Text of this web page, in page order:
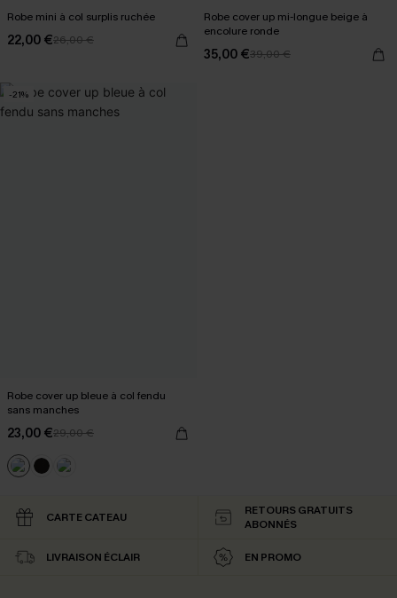
Robe mini à col surplis ruchée
22,00 €26,00 €
Robe cover up mi-longue beige à
encolure ronde
35,00 €39,00 €
-21%
Robe cover up bleue à col fendu
sans manches
23,00 €29,00 €
CARTE CATEAU
RETOURS GRATUITS
ABONNÉS
LIVRAISON ÉCLAIR EN PROMO